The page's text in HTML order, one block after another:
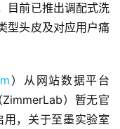
目前已推出调配式洗
型头皮及对应用户痛
）从网站数据平台
ZimmerLab）暂无官
，关于至墨实验室